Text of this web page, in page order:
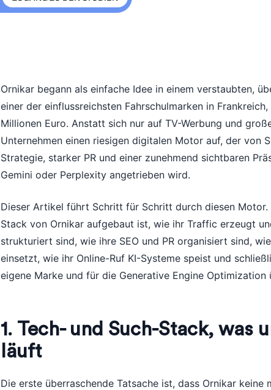
Ornikar begann als einfache Idee in einem verstaubten,
einer der einflussreichsten Fahrschulmarken in
Millionen Euro. Anstatt sich nur auf TV-Werbung und
Unternehmen einen riesigen digitalen Motor auf, der von
Strategie, starker PR und einer zunehmend sichtbaren
Gemini oder Perplexity angetrieben wird.
Dieser Artikel führt Schritt für Schritt durch diesen Motor.
Stack von Ornikar aufgebaut ist, wie ihr Traffic erzeugt
strukturiert sind, wie ihre SEO und PR organisiert sind,
einsetzt, wie ihr Online-Ruf KI-Systeme speist und
eigene Marke und für die Generative Engine Optimization
1. Tech- und Such-Stack, was
läuft
Die erste überraschende Tatsache ist, dass Ornikar